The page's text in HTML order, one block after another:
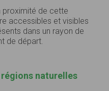
proximité de cette
accessibles et visibles
dans un rayon de
de départ.
naturelles